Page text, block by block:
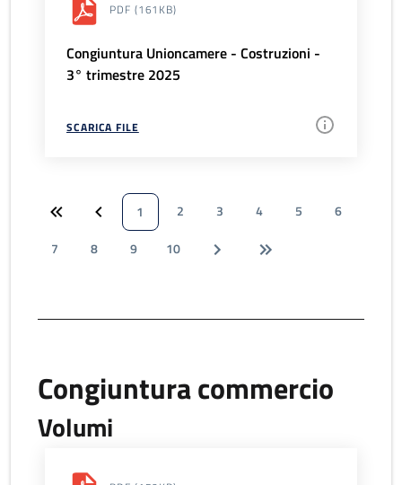
PDF (161KB)
Congiuntura Unioncamere - Costruzioni -
3° trimestre 2025
SCARICA FILE
1 2 3 4 5
6
7
8 9 10
Congiuntura commercio
Volumi